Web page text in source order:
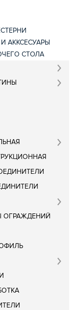
АККСЕСУАРЫ
СТОЛА
ОГРАЖДЕНИЙ